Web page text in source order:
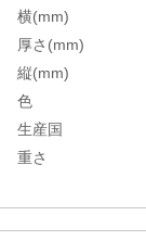
横(mm)
厚さ(mm)
縦(mm)
色
生産国
重さ